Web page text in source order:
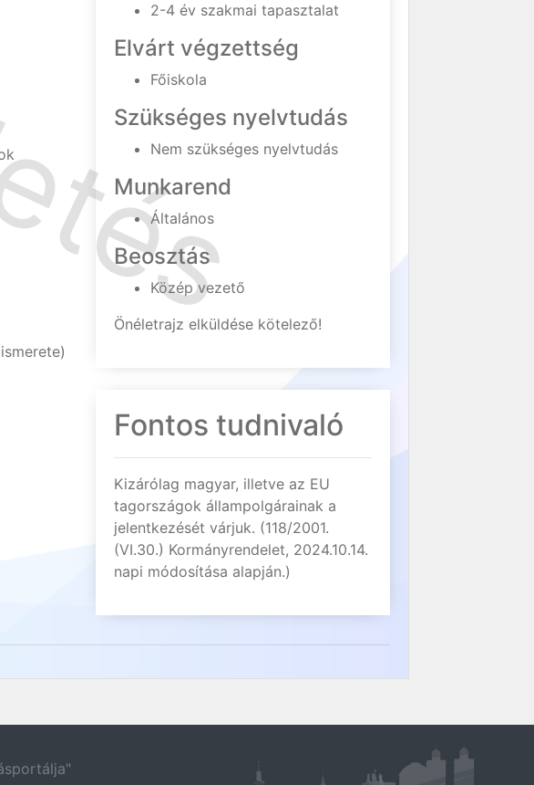
2-4 év szakmai tapasztalat
Elvárt végzettség
Főiskola
Szükséges nyelvtudás
Nem szükséges nyelvtudás
Munkarend
Általános
Beosztás
Közép vezető
Önéletrajz elküldése kötelező!
Fontos tudnivaló
Kizárólag magyar, illetve az EU
tagországok állampolgárainak a
jelentkezését várjuk. (118/2001.
(VI.30.) Kormányrendelet, 2024.10.14.
napi módosítása alapján.)